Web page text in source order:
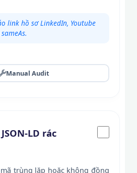
link hồ sơ LinkedIn, Youtube
Manual Audit
LD rác
trùng lặp hoặc không đồng